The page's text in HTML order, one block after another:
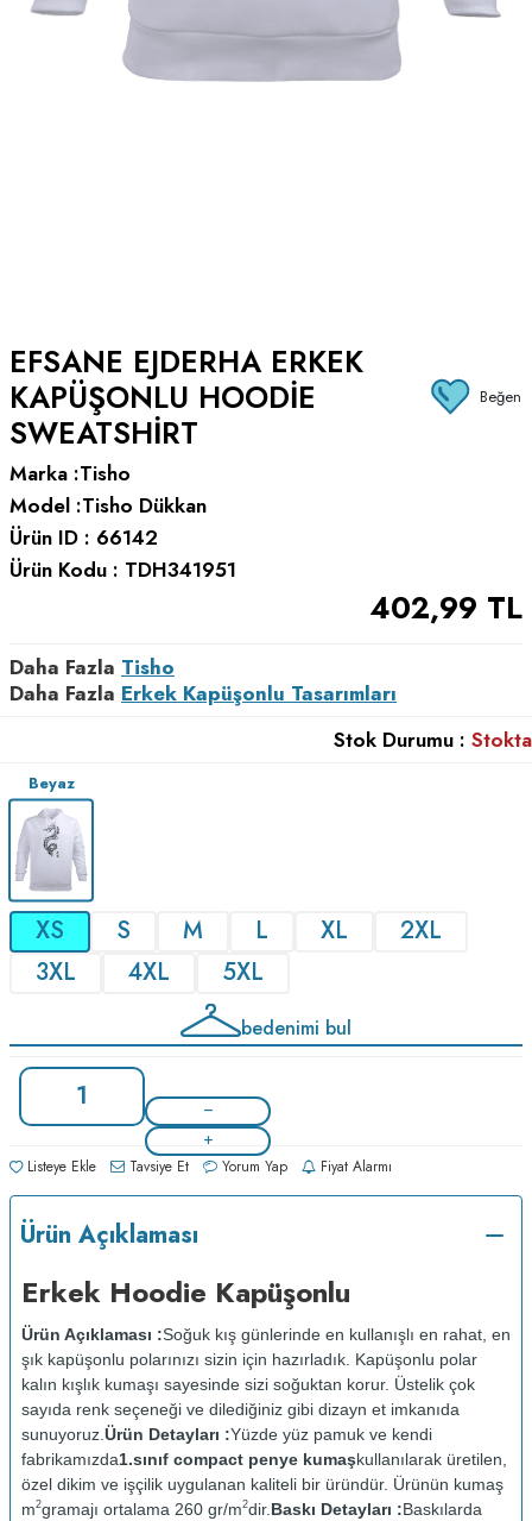
EFSANE EJDERHA ERKEK
KAPÜŞONLU HOODIE
SWEATSHIRT
Beğen
Marka :Tisho
Model :Tisho Dükkan
Ürün ID : 66142
Ürün Kodu : TDH341951
402,99 TL
Daha Fazla Tisho
Daha Fazla Erkek Kapüşonlu Tasarımları
Stok Durumu : Stokta
Beyaz
XS S M L XL
2XL
3XL
4XL 5XL
bedenimi bul
Listeye Ekle Tavsiye Et Yorum Yap Fiyat Alarmı
Ürün Açıklaması
Erkek Hoodie Kapüşonlu
Ürün Açıklaması :Soğuk kış günlerinde en kullanışlı en rahat, en
şık kapüşonlu polarınızı sizin için hazırladık. Kapüşonlu polar
kalın kışlık kumaşı sayesinde sizi soğuktan korur. Üstelik çok
sayıda renk seçeneği ve dilediğiniz gibi dizayn et imkanıda
sunuyoruz. Ürün Detayları :Yüzde yüz pamuk ve kendi
fabrikamızda1.sınıf compact penye kumaşkullanılarak üretilen,
özel dikim ve işçilik uygulanan kaliteli bir üründür. Ürünün kumaş
m2gramajı ortalama 260 gr/m2dir. Baskı Detayları :Baskılarda